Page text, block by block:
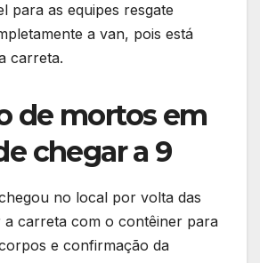
para as equipes resgate
a van, pois está
carreta.
de mortos em
chegar a 9
no local por volta das
a carreta com o contêiner para
e confirmação da